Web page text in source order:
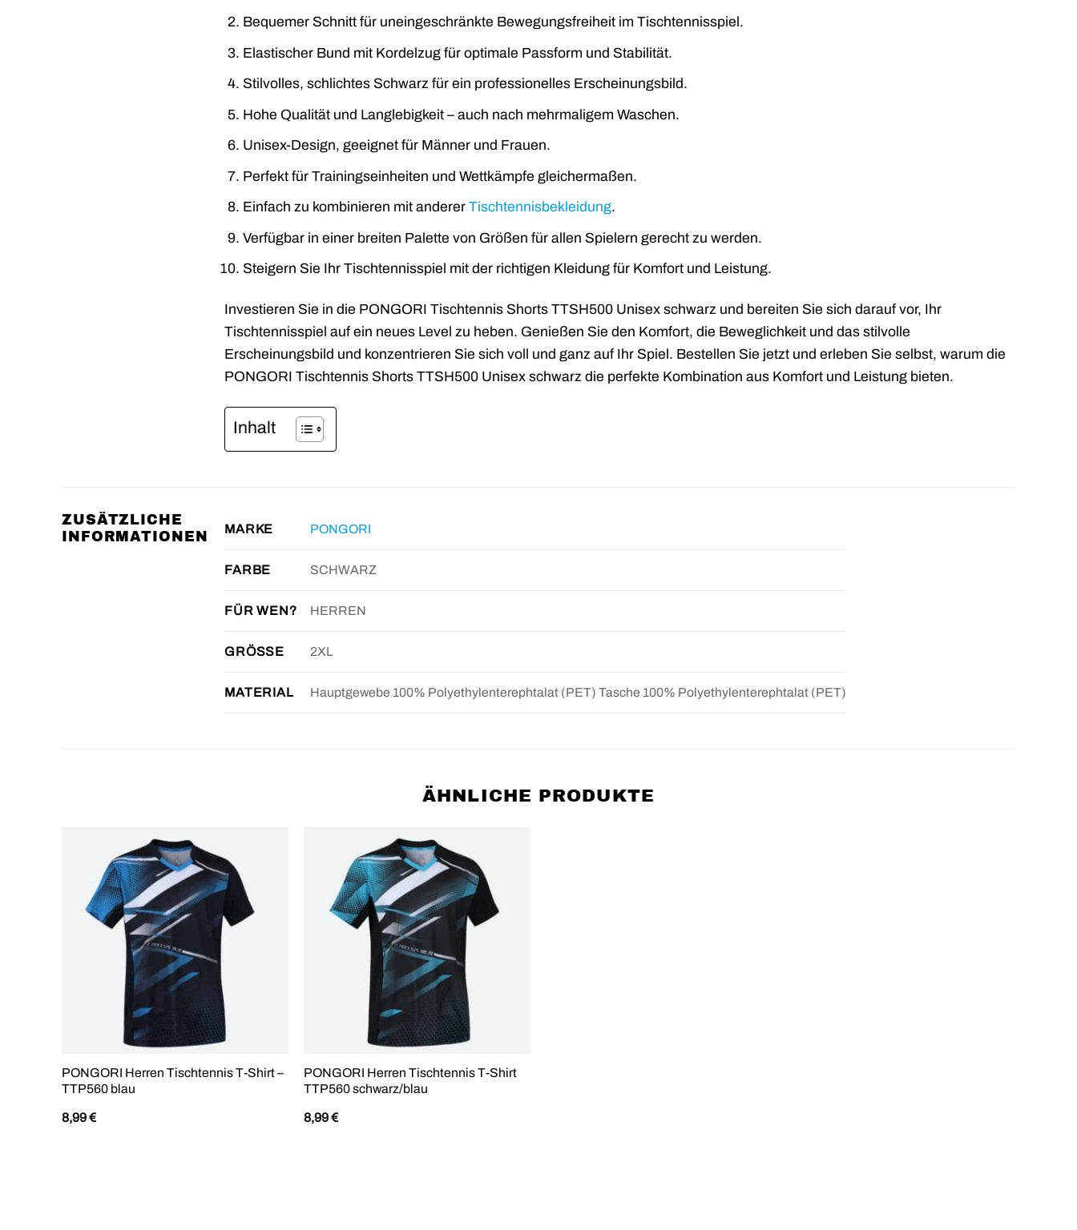
Bequemer Schnitt für uneingeschränkte Bewegungsfreiheit im Tischtennisspiel.
Elastischer Bund mit Kordelzug für optimale Passform und Stabilität.
Stilvolles, schlichtes Schwarz für ein professionelles Erscheinungsbild.
Hohe Qualität und Langlebigkeit – auch nach mehrmaligem Waschen.
Unisex-Design, geeignet für Männer und Frauen.
Perfekt für Trainingseinheiten und Wettkämpfe gleichermaßen.
Einfach zu kombinieren mit andererTischtennisbekleidung.
Verfügbar in einer breiten Palette von Größen für allen Spielern gerecht zu werden.
Steigern Sie Ihr Tischtennisspiel mit der richtigen Kleidung für Komfort und Leistung.
Investieren Sie in die PONGORI Tischtennis Shorts TTSH500 Unisex schwarz und bereiten Sie sich darauf vor, Ihr
Tischtennisspiel auf ein neues Level zu heben. Genießen Sie den Komfort, die Beweglichkeit und das stilvolle
Erscheinungsbild und konzentrieren Sie sich voll und ganz auf Ihr Spiel. Bestellen Sie jetzt und erleben Sie selbst, warum die
PONGORI Tischtennis Shorts TTSH500 Unisex schwarz die perfekte Kombination aus Komfort und Leistung bieten.
Inhalt
ZUSÄTZLICHE
INFORMATIONEN
MARKE PONGORI
FARBE SCHWARZ
FÜR WEN? HERREN
GRÖSSE 2XL
MATERIAL Hauptgewebe 100% Polyethylenterephtalat (PET) Tasche 100% Polyethylenterephtalat (PET)
ÄHNLICHE PRODUKTE
PONGORI Herren Tischtennis T-Shirt –
TTP560 blau
8,99€
PONGORI Herren Tischtennis T-Shirt
TTP560 schwarz/blau
8,99€